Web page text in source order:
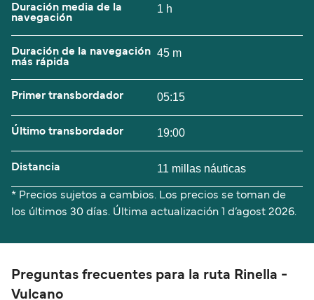
Duración media de la
navegación
1 h
Duración de la navegación
más rápida
45 m
Primer transbordador 05:15
Último transbordador 19:00
Distancia 11 millas náuticas
* Precios sujetos a cambios. Los precios se toman de
los últimos 30 días. Última actualización 1 d’agost 2026.
Preguntas frecuentes para la ruta Rinella -
Vulcano